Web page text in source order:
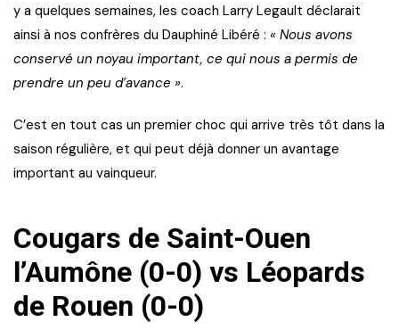
y a quelques semaines, les coach Larry Legault déclarait
ainsi à nos confrères du Dauphiné Libéré : « Nous avons
conservé un noyau important, ce qui nous a permis de
prendre un peu d’avance ».
C’est en tout cas un premier choc qui arrive très tôt dans la
saison régulière, et qui peut déjà donner un avantage
important au vainqueur.
Cougars de Saint-Ouen
l’Aumône (0-0) vs Léopards
de Rouen (0-0)